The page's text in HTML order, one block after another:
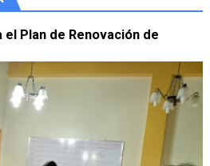
el Plan de Renovación de